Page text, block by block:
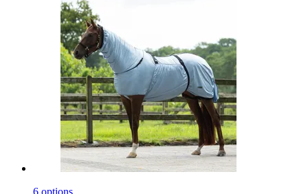
6 options